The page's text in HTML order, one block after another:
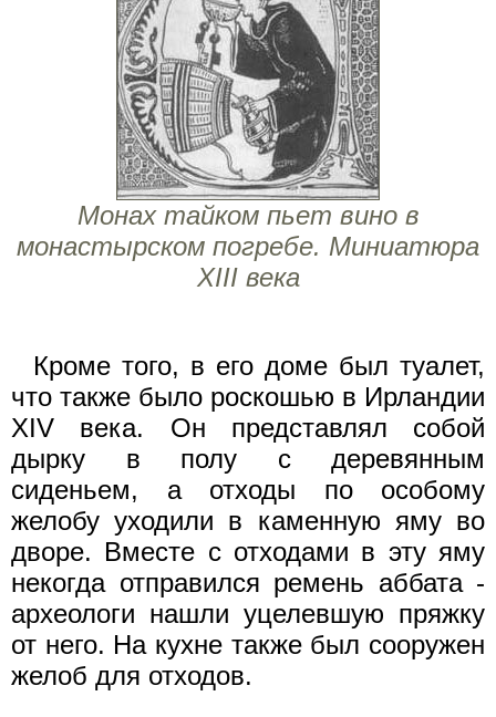
Монах тайком пьет вино в
монастырском погребе. Миниатюра
XIII века
Кроме того, в его доме был туалет,
что также было роскошью в Ирландии
XIV века. Он представлял собой
дырку в полу с деревянным
сиденьем, а отходы по особому
желобу уходили в каменную яму во
дворе. Вместе с отходами в эту яму
некогда отправился ремень аббата -
археологи нашли уцелевшую пряжку
от него. На кухне также был сооружен
желоб для отходов.